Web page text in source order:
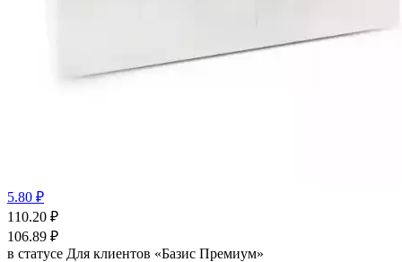
5.80 ₽
110.20 ₽
106.89 ₽
в статусе Для клиентов «Базис Премиум»